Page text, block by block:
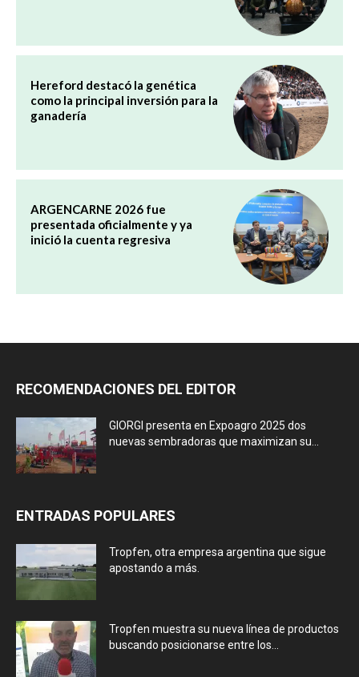
Hereford destacó la genética
como la principal inversión para la
ganadería
ARGENCARNE 2026 fue
presentada oficialmente y ya
inició la cuenta regresiva
RECOMENDACIONES DEL EDITOR
GIORGI presenta en Expoagro 2025 dos
nuevas sembradoras que maximizan su...
ENTRADAS POPULARES
Tropfen, otra empresa argentina que sigue
apostando a más.
Tropfen muestra su nueva línea de productos
buscando posicionarse entre los...